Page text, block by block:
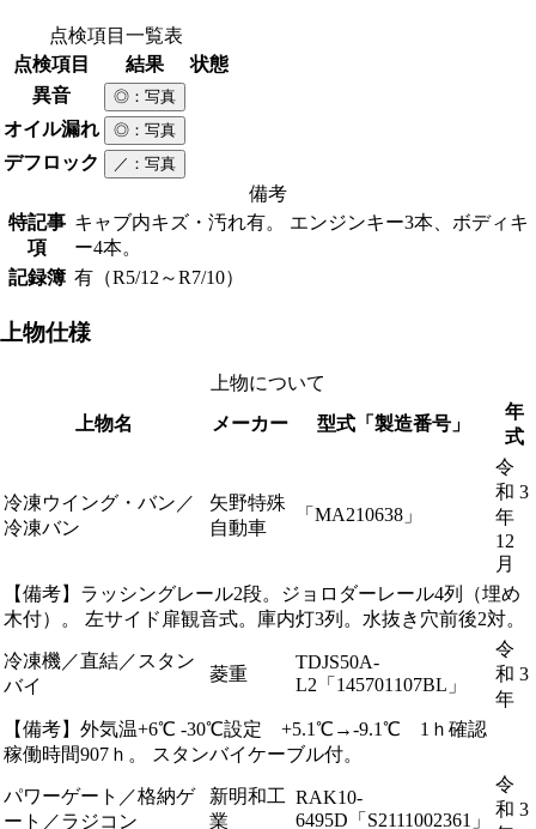
点検項目一覧表
点検項目
結果
状態
異音
◎ ：写真
オイル漏れ ◎ ：写真
デフロック ／ ：写真
備考
特記事
項
キャブ内キズ・汚れ有。 エンジンキー3本、ボディキ
ー4本。
記録簿 有（R5/12～R7/10）
上物仕様
上物について
上物名
メーカー 型式「製造番号」
年
式
冷凍ウイング・バン／
冷凍バン
矢野特殊
自動車
「MA210638」
令
和 3
年
12
月
【備考】ラッシングレール2段。ジョロダーレール4列（埋め
木付）。 左サイド扉観音式。庫内灯3列。水抜き穴前後2対。
冷凍機／直結／スタン
バイ
菱重
TDJS50A-
L2「145701107BL」
令
和 3
年
【備考】外気温+6℃ -30℃設定 +5.1℃→-9.1℃ 1ｈ確認
稼働時間907ｈ。 スタンバイケーブル付。
パワーゲート／格納ゲ
ート／ラジコン
新明和工
業
RAK10-
6495D「S2111002361」
令
和 3